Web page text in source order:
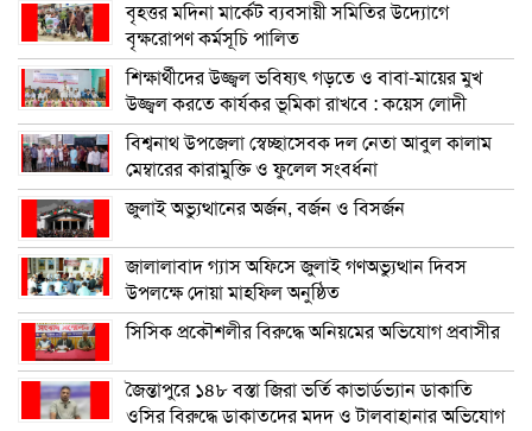
বৃহত্তর মদিনা মার্কেট ব্যবসায়ী সমিতির উদ্যোগে
বৃক্ষরোপণ কর্মসূচি পালিত
শিক্ষার্থীদের উজ্জ্বল ভবিষ্যৎ গড়তে ও বাবা-মায়ের মুখ
উজ্জ্বল করতে কার্যকর ভূমিকা রাখবে : কয়েস লোদী
বিশ্বনাথ উপজেলা স্বেচ্ছাসেবক দল নেতা আবুল কালাম
মেম্বারের কারামুক্তি ও ফুলেল সংবর্ধনা
জুলাই অভ্যুত্থানের অর্জন, বর্জন ও বিসর্জন
জালালাবাদ গ্যাস অফিসে জুলাই গণঅভ্যুত্থান দিবস
উপলক্ষে দোয়া মাহফিল অনুষ্ঠিত
সিসিক প্রকৌশলীর বিরুদ্ধে অনিয়মের অভিযোগ প্রবাসীর
জৈন্তাপুরে ১৪৮ বস্তা জিরা ভর্তি কাভার্ডভ্যান ডাকাতি
ওসির বিরুদ্ধে ডাকাতদের মদদ ও টালবাহানার অভিযোগ